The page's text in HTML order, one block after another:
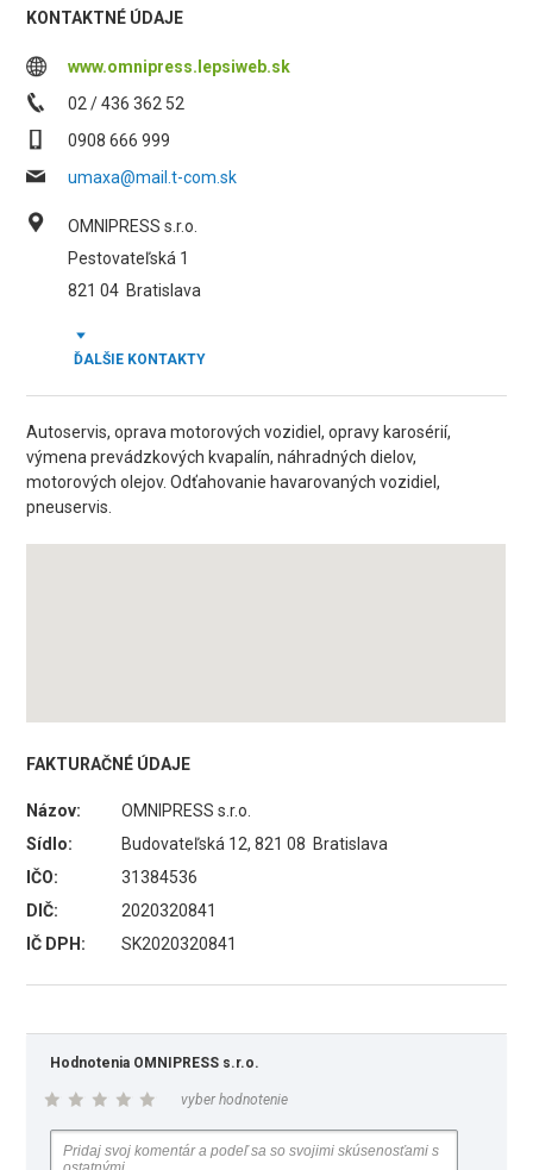
KONTAKTNÉ ÚDAJE
www.omnipress.lepsiweb.sk
02 / 436 362 52
0908 666 999
umaxa@mail.t-com.sk
OMNIPRESS s.r.o.
Pestovateľská 1
821 04 Bratislava
ĎALŠIE KONTAKTY
Autoservis, oprava motorových vozidiel, opravy karosérií,
výmena prevádzkových kvapalín, náhradných dielov,
motorových olejov. Odťahovanie havarovaných vozidiel,
pneuservis.
FAKTURAČNÉ ÚDAJE
Názov:
OMNIPRESS s.r.o.
Sídlo:
Budovateľská 12, 821 08 Bratislava
IČO:
31384536
DIČ:
2020320841
IČ DPH:
SK2020320841
Hodnotenia OMNIPRESS s.r.o.
vyber hodnotenie